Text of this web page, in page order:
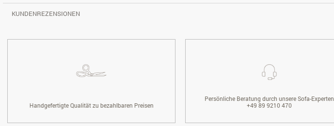
KUNDENREZENSIONEN
Handgefertigte Qualität zu bezahlbaren Preisen
Persönliche Beratung durch unsere Sofa-Experten
+49 89 9210 470